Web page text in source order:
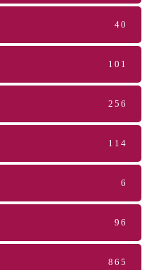
40
101
256
114
6
96
865